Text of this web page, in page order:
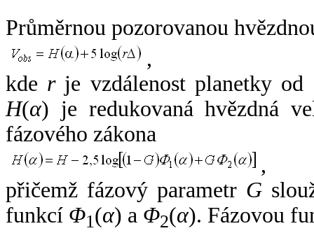
Průměrnou pozorovanou
,
kde rje vzdálenost planetky od
H(α) je redukovaná hvězdná
fázového zákona
,
přičemž fázový parametr G
funkcí Φ1(α) a Φ2(α). Fázovou